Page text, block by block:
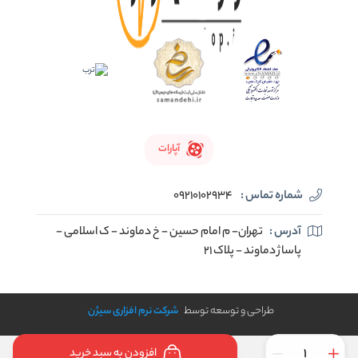
افزودن به سبد خرید
آپارات
شماره تماس : 09210102934
آدرس : تهران- م امام حسین - خ دماوند - ک اسلامی -
پاساژ دماوند - پلاک 21
طراحی و توسعه توسط شرکت نرم افزاری سیژن